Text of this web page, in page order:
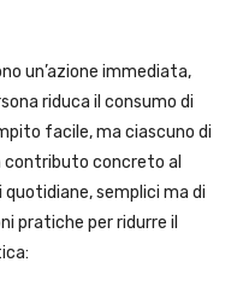
un’azione immediata,
riduca il consumo di
facile, ma ciascuno di
contributo concreto al
semplici ma di
pratiche per ridurre il